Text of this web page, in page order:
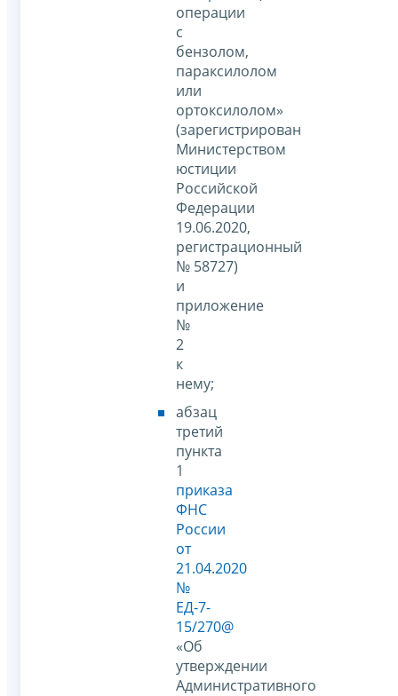
операции
с
бензолом,
параксилолом
или
ортоксилолом»
(зарегистрирован
Министерством
юстиции
Российской
Федерации
19.06.2020,
регистрационный
№ 58727)
и
приложение
№
2
к
нему;
абзац
третий
пункта
1
приказа
ФНС
России
от
21.04.2020
№
ЕД-7-
15/270@
«Об
утверждении
Административного